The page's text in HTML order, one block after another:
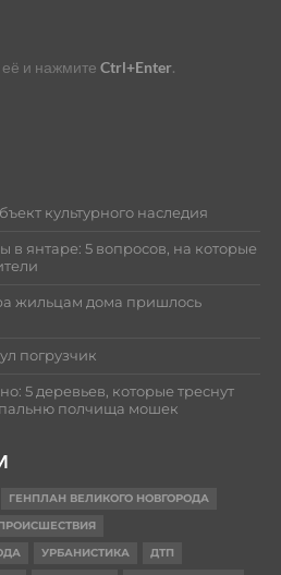
и нажмите Ctrl+Enter.
культурного наследия
в янтаре: 5 вопросов, на которые
жильцам дома пришлось
погрузчик
5 деревьев, которые треснут
полчища мошек
ГЕНПЛАН ВЕЛИКОГО НОВГОРОДА
УРБАНИСТИКА
ДТП